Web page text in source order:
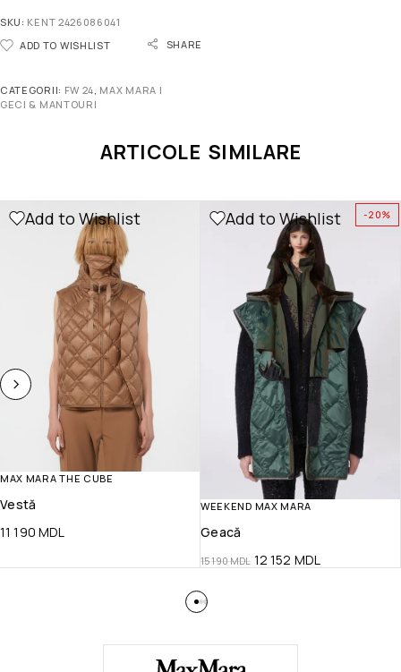
SKU: KENT 2426086041
ADD TO WISHLIST
SHARE
CATEGORII: FW 24 MAX MARA |
GECI & MANTOURI
ARTICOLE SIMILARE
Add to Wishlist
MAX MARA THE CUBE
Vestă
11 190 MDL
-20%
Add to Wishlist
WEEKEND MAX MARA
Geacă
15 190MDL 12 152 MDL